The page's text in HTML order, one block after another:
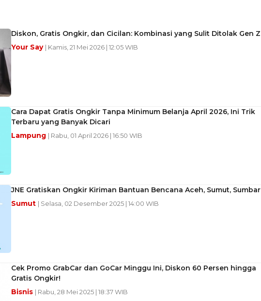
Diskon, Gratis Ongkir, dan Cicilan: Kombinasi yang Sulit Ditolak Gen Z
Your Say | Kamis, 21 Mei 2026 | 12:05 WIB
Cara Dapat Gratis Ongkir Tanpa Minimum Belanja April 2026, Ini Trik
Terbaru yang Banyak Dicari
Lampung | Rabu, 01 April 2026 | 16:50 WIB
JNE Gratiskan Ongkir Kiriman Bantuan Bencana Aceh, Sumut, Sumbar
Sumut | Selasa, 02 Desember 2025 | 14:00 WIB
Cek Promo GrabCar dan GoCar Minggu Ini, Diskon 60 Persen hingga
Gratis Ongkir!
Bisnis | Rabu, 28 Mei 2025 | 18:37 WIB